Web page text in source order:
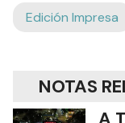
Edición Impresa
NOTAS
A